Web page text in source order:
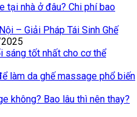
tại nhà ở đâu? Chi phí bao
– Giải Pháp Tái Sinh Ghế
sáng tốt nhất cho cơ thể
làm da ghế massage phổ biến
không? Bao lâu thì nên thay?